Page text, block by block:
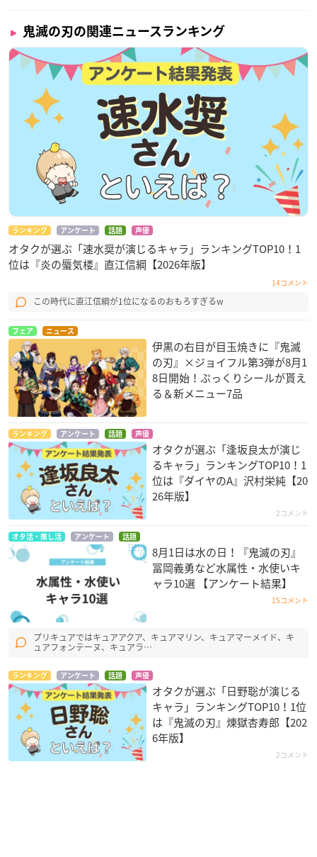
鬼滅の刃の関連ニュースランキング
ランキング アンケート 話題 声優
オタクが選ぶ「速水奨が演じるキャラ」ランキングTOP10！1
位は『炎の蜃気楼』直江信綱【2026年版】
14コメント
この時代に直江信綱が1位になるのおもろすぎるw
フェア ニュース
伊黒の右目が目玉焼きに『鬼滅
の刃』×ジョイフル第3弾が8月1
8日開始！ぷっくりシールが貰え
る＆新メニュー7品
ランキング アンケート 話題 声優
オタクが選ぶ「逢坂良太が演じ
るキャラ」ランキングTOP10！1
位は『ダイヤのA』沢村栄純【20
26年版】
2コメント
オタ活・推し活 アンケート 話題
8月1日は水の日！『鬼滅の刃』
冨岡義勇など水属性・水使いキ
ャラ10選 【アンケート結果】
15コメント
プリキュアではキュアアクア、キュアマリン、キュアマーメイド、キ
ュアフォンテーヌ、キュアラ…
ランキング アンケート 話題 声優
オタクが選ぶ「日野聡が演じる
キャラ」ランキングTOP10！1位
は『鬼滅の刃』煉󠄁獄杏寿郎【202
6年版】
2コメント